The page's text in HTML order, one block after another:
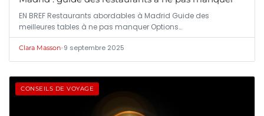
EN BREF Restaurants abordables à Madrid Guide des
meilleures tables à ne pas manquer Options…
Clara Masson•9 septembre 2025
CONSEILS DE VOYAGE